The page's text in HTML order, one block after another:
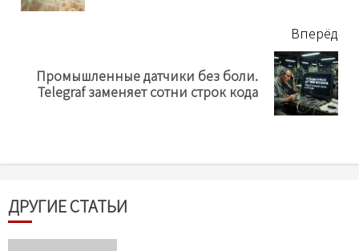
Вперёд
Next
post:
Промышленные датчики без боли.
Telegraf заменяет сотни строк кода
ДРУГИЕ СТАТЬИ